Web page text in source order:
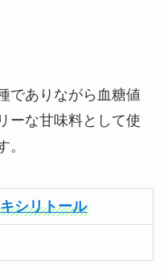
でありながら血糖値
ーな甘味料として使
。
キシリトール